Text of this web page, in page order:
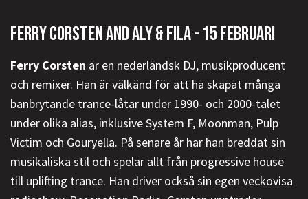
FERRY CORSTEN AND ALY & FILA - 15 FEBRUARI
Ferry Corsten är en nederländsk DJ, musikproducent
och remixer. Han är välkänd för att ha skapat många
banbrytande trance-låtar under 1990- och 2000-talet
under olika alias, inklusive System F, Moonman, Pulp
Victim och Gouryella. På senare år har han breddat sin
musikaliska stil och spelar allt från progressive house
till uplifting trance. Han driver också sin egen veckovisa